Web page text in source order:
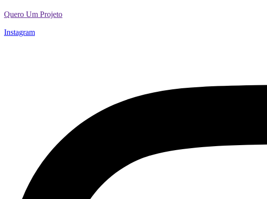
Quero Um Projeto
Instagram